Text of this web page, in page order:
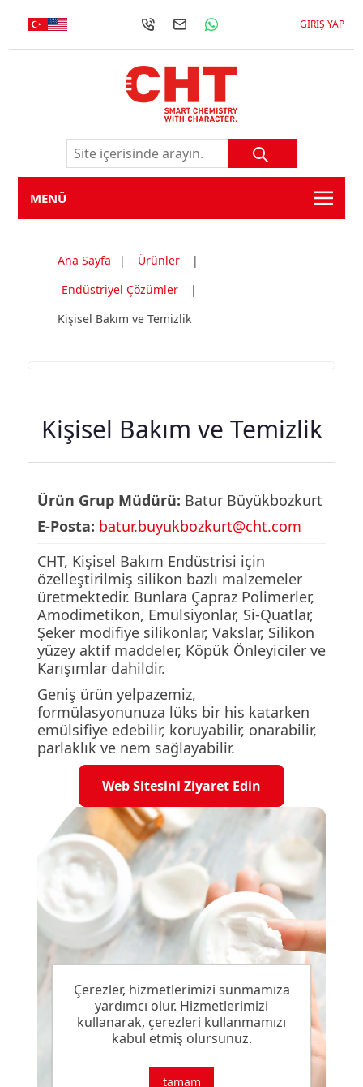
GIRIŞ YAP
MENÜ
Ana Sayfa | Ürünler
|
Endüstriyel Çözümler
|
Kişisel Bakım ve Temizlik
Kişisel Bakım ve Temizlik
Ürün Grup Müdürü: Batur Büyükbozkurt
E-Posta: batur.buyukbozkurt@cht.com
CHT, Kişisel Bakım Endüstrisi için
özelleştirilmiş silikon bazlı malzemeler
üretmektedir. Bunlara Çapraz Polimerler,
Amodimetikon, Emülsiyonlar, Si-Quatlar,
Şeker modifiye silikonlar, Vakslar, Silikon
yüzey aktif maddeler, Köpük Önleyiciler ve
Karışımlar dahildir.
Geniş ürün yelpazemiz,
formülasyonunuza lüks bir his katarken
emülsifiye edebilir, koruyabilir, onarabilir,
parlaklık ve nem sağlayabilir.
Web Sitesini Ziyaret Edin
Çerezler, hizmetlerimizi sunmamıza
yardımcı olur. Hizmetlerimizi
kullanarak, çerezleri kullanmamızı
kabul etmiş olursunuz.
tamam